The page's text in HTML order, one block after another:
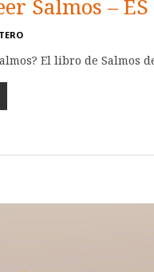
Salmos – ES
El libro de